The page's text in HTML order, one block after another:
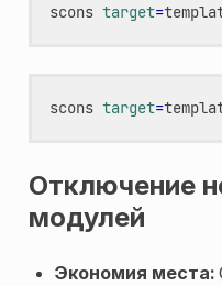
scons target=
scons target=
Отключение
модулей
Экономия места: